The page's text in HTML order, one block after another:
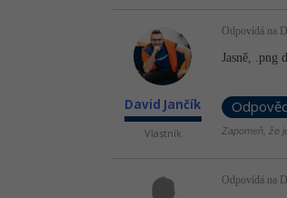
David Jančík
Vlastník
Odpovídá na
Jasně, .png
Zapomeň, že
Odpovídá na